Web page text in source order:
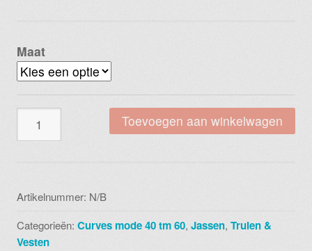
Maat
lang
paars
travel
Toevoegen aan winkelwagen
Artikelnummer: N/B
Categorieën:Curves mode 40 tm 60,Jassen,Truien &
Vesten